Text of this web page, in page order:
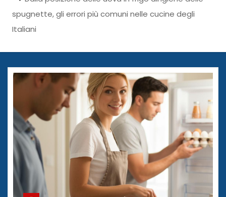
spugnette, gli errori più comuni nelle cucine degli
Italiani